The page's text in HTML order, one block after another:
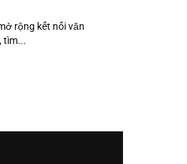
rộng kết nối văn
tìm...